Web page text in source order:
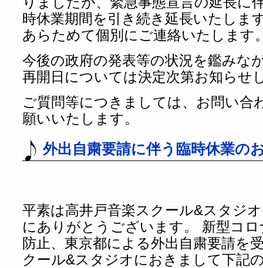
時休業期間を引き続き延長いたしま
あらためて個別にご連絡いたします
今後の政府の発表等の状況を鑑みな
再開日については決定次第お知らせ
ご質問等につきましては、お問い合
願いいたします。
外出自粛要請に伴う臨時休業の
平素は高井戸音楽スクール&スタジ
にありがとうございます。 新型コ
防止、東京都による外出自粛要請を
クール&スタジオにおきまして下記